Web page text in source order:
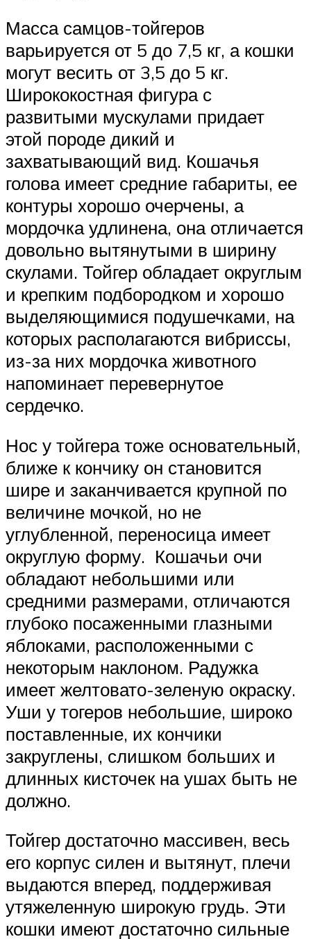
Масса самцов-тойгеров
варьируется от 5 до 7,5 кг, а кошки
могут весить от 3,5 до 5 кг.
Ширококостная фигура с
развитыми мускулами придает
этой породе дикий и
захватывающий вид. Кошачья
голова имеет средние габариты, ее
контуры хорошо очерчены, а
мордочка удлинена, она отличается
довольно вытянутыми в ширину
скулами. Тойгер обладает округлым
и крепким подбородком и хорошо
выделяющимися подушечками, на
которых располагаются вибриссы,
из-за них мордочка животного
напоминает перевернутое
сердечко.
Нос у тойгера тоже основательный,
ближе к кончику он становится
шире и заканчивается крупной по
величине мочкой, но не
углубленной, переносица имеет
округлую форму. Кошачьи очи
обладают небольшими или
средними размерами, отличаются
глубоко посаженными глазными
яблоками, расположенными с
некоторым наклоном. Радужка
имеет желтовато-зеленую окраску.
Уши у тогеров небольшие, широко
поставленные, их кончики
закруглены, слишком больших и
длинных кисточек на ушах быть не
должно.
Тойгер достаточно массивен, весь
его корпус силен и вытянут, плечи
выдаются вперед, поддерживая
утяжеленную широкую грудь. Эти
кошки имеют достаточно сильные